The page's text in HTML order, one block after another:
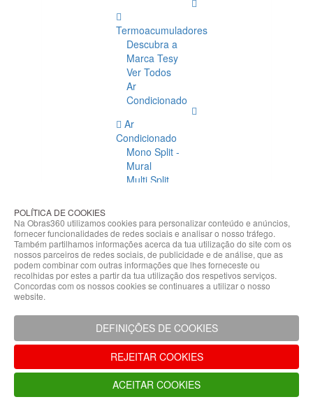
Termoacumuladores
Descubra a
Marca Tesy
Ver Todos
Ar
Condicionado
Ar
Condicionado
Mono Split -
Mural
Multi Split
Condicionado
Acessórios
Climatização
Acessórios
Climatização
Hidráulicas
Controladores
Fixações e
Acessórios
Isolamento
para
Tubagem
POLÍTICA DE COOKIES
Na Obras360 utilizamos cookies para personalizar conteúdo e anúncios,
fornecer funcionalidades de redes sociais e analisar o nosso tráfego.
Também partilhamos informações acerca da tua utilização do site com os
nossos parceiros de redes sociais, de publicidade e de análise, que as
podem combinar com outras informações que lhes forneceste ou
recolhidas por estes a partir da tua utilização dos respetivos serviços.
Concordas com os nossos cookies se continuares a utilizar o nosso
website.
DEFINIÇÕES DE COOKIES
REJEITAR COOKIES
ACEITAR COOKIES